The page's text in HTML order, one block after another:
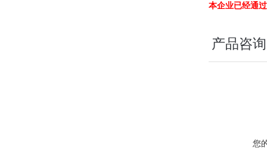
本企业已经通
产品咨询
您